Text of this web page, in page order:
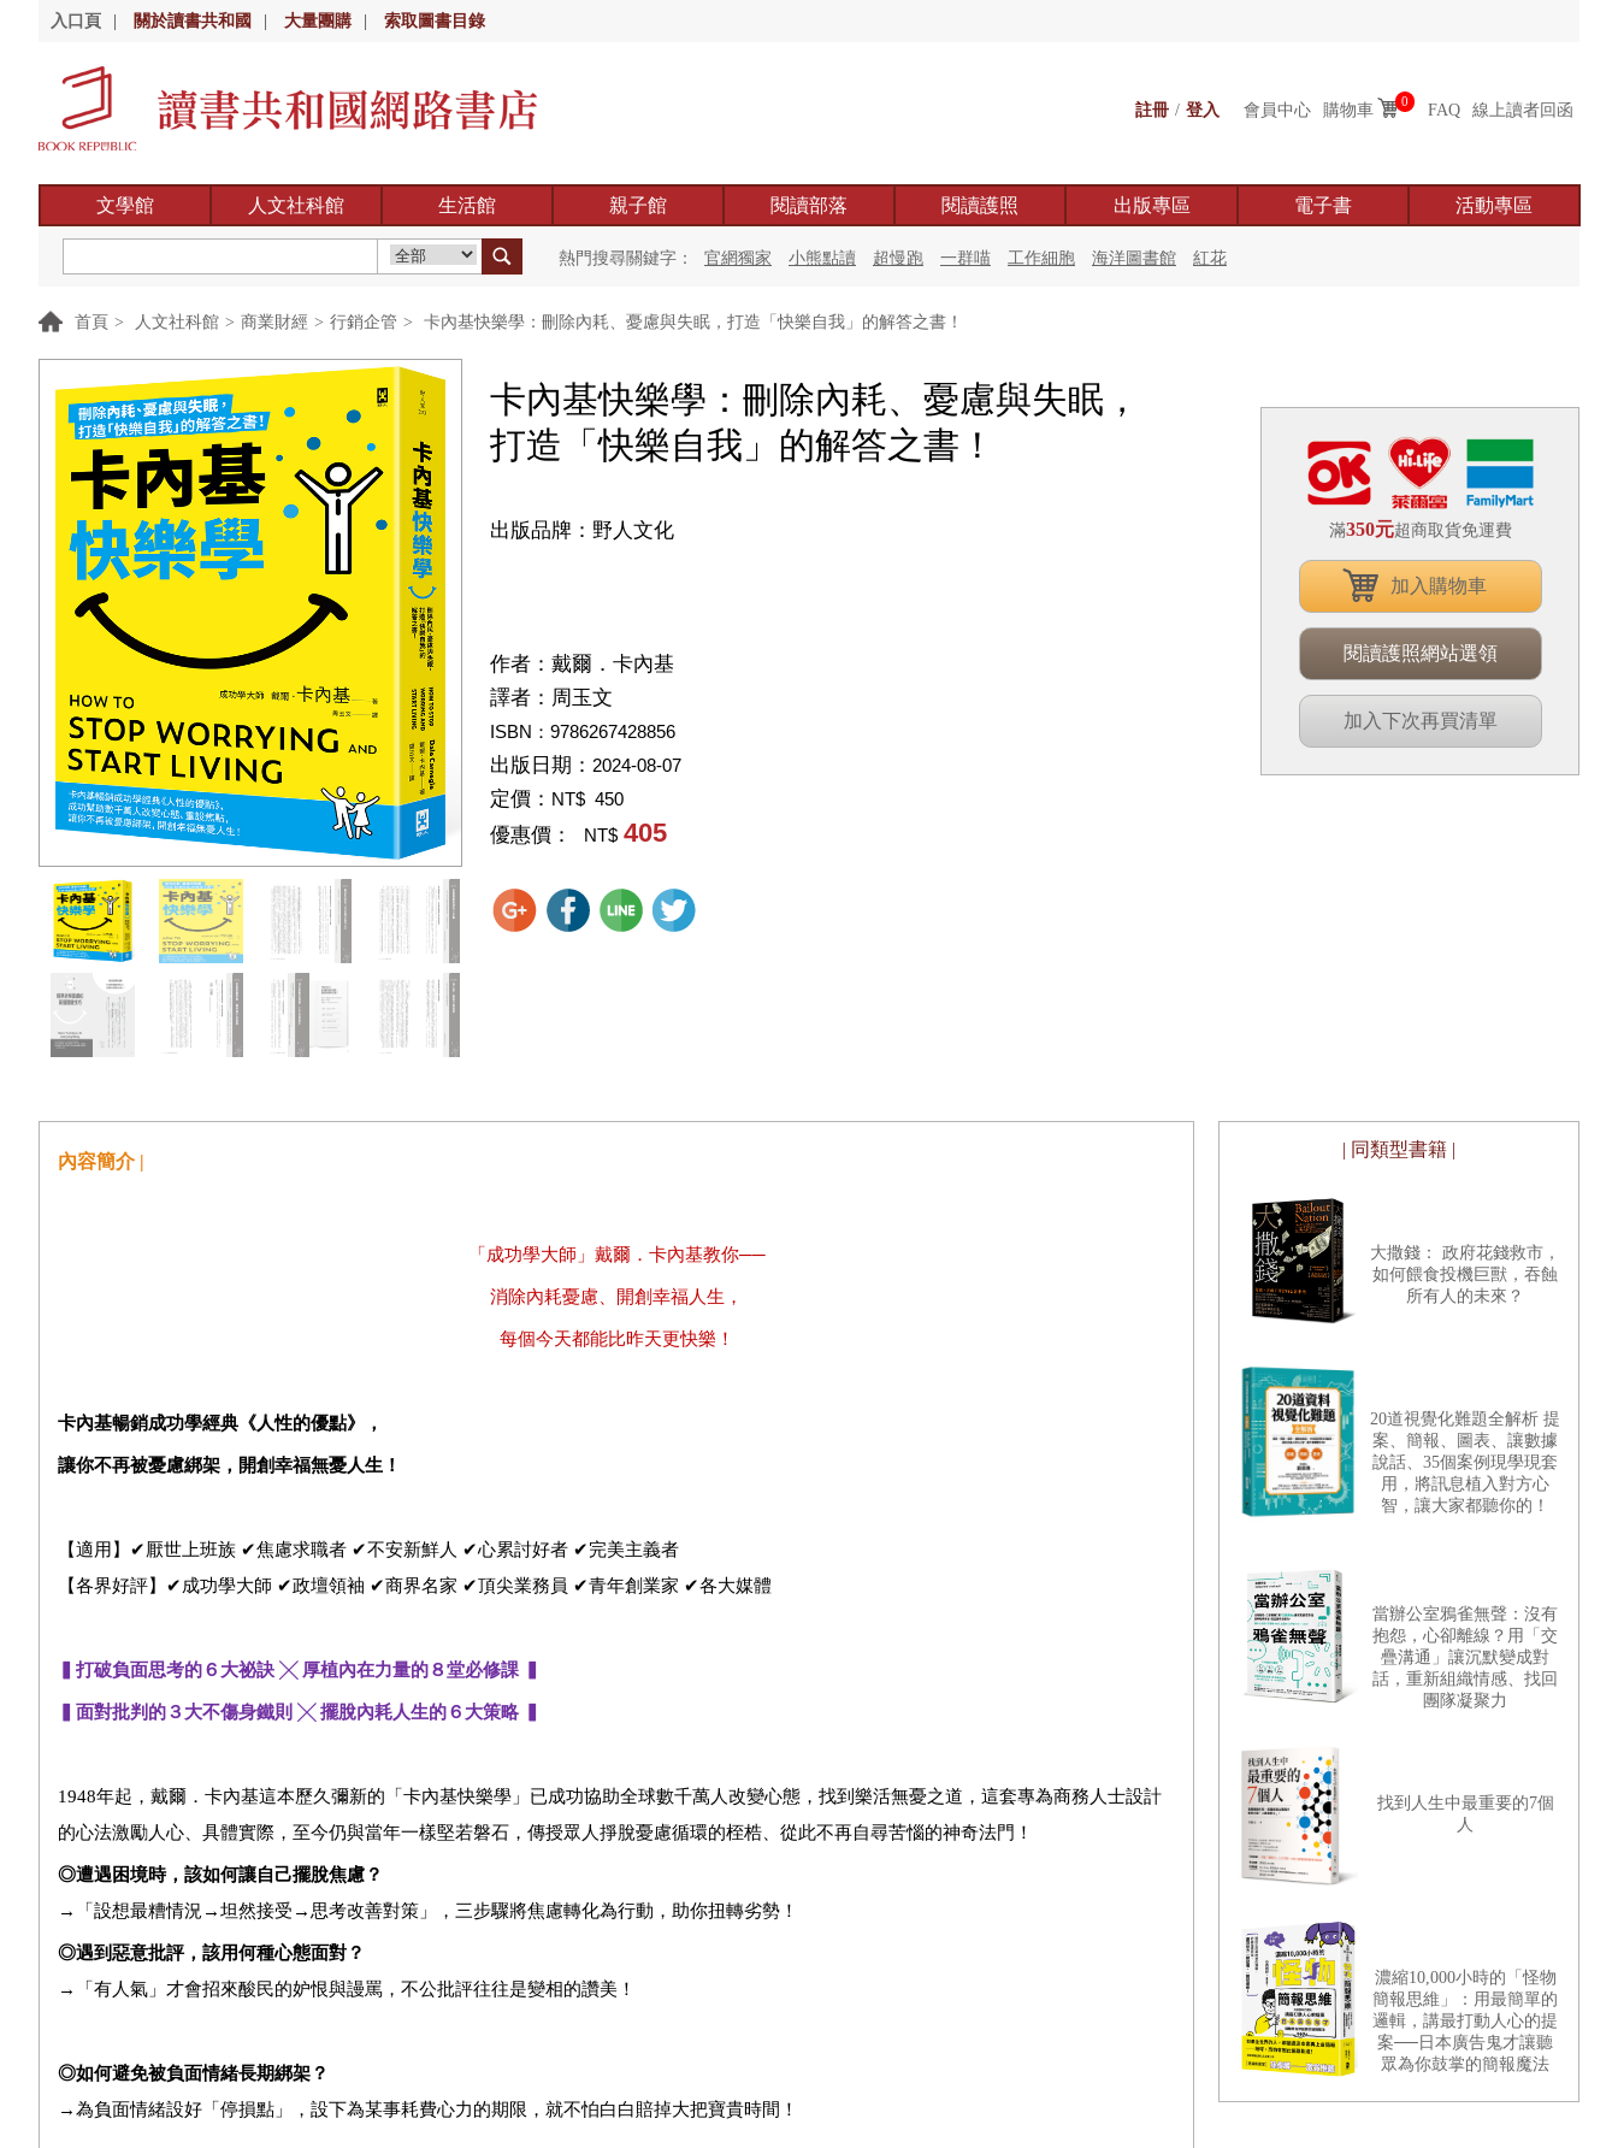
入口頁 關於讀書共和國 大量團購 索取圖書目錄
註冊 / 登入 會員中心 購物車 0 FAQ 線上讀者回函
文學館 人文社科館 生活館 親子館 閱讀部落 閱讀護照 出版專區 電子書 活動專區
熱門搜尋關鍵字： 官網獨家 小熊點讀 超慢跑 一群喵 工作細胞 海洋圖書館 紅花
首頁 > 人文社科館 > 商業財經 > 行銷企管 > 卡內基快樂學：刪除內耗、憂慮與失眠，打造「快樂自我」的解答之書！
卡內基快樂學：刪除內耗、憂慮與失眠，
打造「快樂自我」的解答之書！
出版品牌：野人文化
作者： 戴爾．卡內基
譯者： 周玉文
ISBN：9786267428856
出版日期： 2024-08-07
定價： NT$ 450
優惠價： NT$ 405
滿350元超商取貨免運費
加入購物車
閱讀護照網站選領
加入下次再買清單
內容簡介 |
「成功學大師」戴爾．卡內基教你──
消除內耗憂慮、開創幸福人生，
每個今天都能比昨天更快樂！
卡內基暢銷成功學經典《人性的優點》，
讓你不再被憂慮綁架，開創幸福無憂人生！
【適用】✔厭世上班族 ✔焦慮求職者 ✔不安新鮮人 ✔心累討好者 ✔完美主義者
【各界好評】✔成功學大師 ✔政壇領袖 ✔商界名家 ✔頂尖業務員 ✔青年創業家 ✔各大媒體
打破負面思考的６大祕訣 ╳ 厚植內在力量的８堂必修課
面對批判的３大不傷身鐵則 ╳ 擺脫內耗人生的６大策略
1948年起，戴爾．卡內基這本歷久彌新的「卡內基快樂學」已成功協助全球數千萬人改變心態，找到樂活無憂之道，這套專為商務人士設計
的心法激勵人心、具體實際，至今仍與當年一樣堅若磐石，傳授眾人掙脫憂慮循環的桎梏、從此不再自尋苦惱的神奇法門！
◎遭遇困境時，該如何讓自己擺脫焦慮？
→「設想最糟情況→坦然接受→思考改善對策」，三步驟將焦慮轉化為行動，助你扭轉劣勢！
◎遇到惡意批評，該用何種心態面對？
→「有人氣」才會招來酸民的妒恨與謾罵，不公批評往往是變相的讚美！
◎如何避免被負面情緒長期綁架？
→為負面情緒設好「停損點」，設下為某事耗費心力的期限，就不怕白白賠掉大把寶貴時間！
| 同類型書籍 |
大撒錢： 政府花錢救市，
如何餵食投機巨獸，吞蝕
所有人的未來？
20道視覺化難題全解析 提
案、簡報、圖表、讓數據
說話、35個案例現學現套
用，將訊息植入對方心
智，讓大家都聽你的！
當辦公室鴉雀無聲：沒有
抱怨，心卻離線？用「交
疊溝通」讓沉默變成對
話，重新組織情感、找回
團隊凝聚力
找到人生中最重要的7個
人
濃縮10,000小時的「怪物
簡報思維」：用最簡單的
邏輯，講最打動人心的提
案──日本廣告鬼才讓聽
眾為你鼓掌的簡報魔法